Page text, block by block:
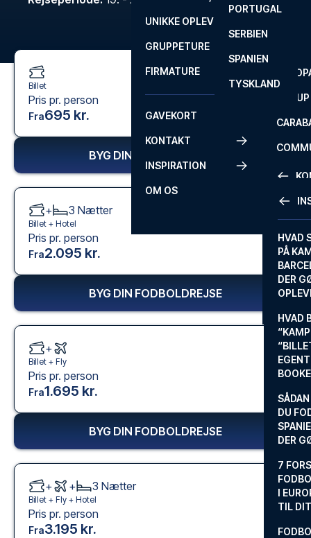
FA CUP
ROM
SEVILLA
PORTUGAL
SERBIEN
SPANIEN
TYSKLAND
UNIKKE OPLEVELSER
GRUPPETURE
FIRMATURE
GAVEKORT
KONTAKT
FAQ
INSPIRATION
HVAD
PÅ
DER
HVAD
DU
DER
7
I
TIL
OM OS
Billet
Pris pr. person
Fra695 kr.
BYG DIN FODBOLDREJSE
+ 3 Nætter
Billet + Hotel
Pris pr. person
Fra2.095 kr.
BYG DIN FODBOLDREJSE
+
Billet + Fly
Pris pr. person
Fra1.695 kr.
BYG DIN FODBOLDREJSE
+ + 3 Nætter
Billet + Fly + Hotel
Pris pr. person
Fra3.195 kr.